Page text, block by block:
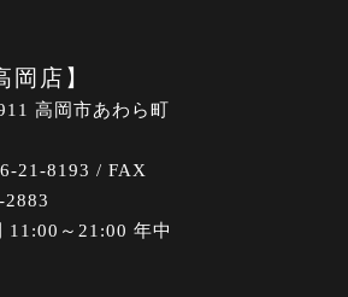
岡店】
高岡市あわら町
21-8193 / FAX
2883
11:00～21:00 年中